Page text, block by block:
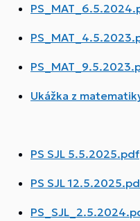
Ukážka z
PS SJL 5.5.2025.pdf
PS SJL